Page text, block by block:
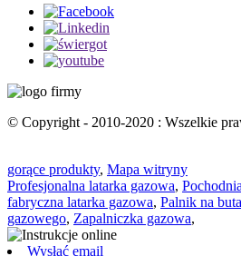
© Copyright - 2010-2020 : Wszelkie
gorące produkty, Mapa witryny
Profesjonalna latarka gazowa,
fabryczna latarka gazowa, Palnik na
gazowego, Zapalniczka gazowa,
Wysłać email